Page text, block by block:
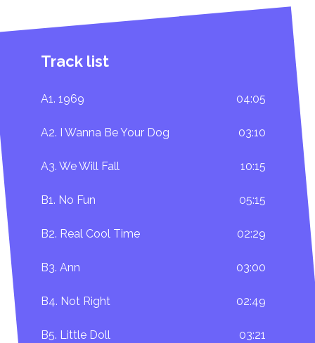
Track list
A1. 1969 04:05
A2. I Wanna Be Your Dog 03:10
A3. We Will Fall 10:15
B1. No Fun 05:15
B2. Real Cool Time 02:29
B3. Ann 03:00
B4. Not Right 02:49
B5. Little Doll 03:21